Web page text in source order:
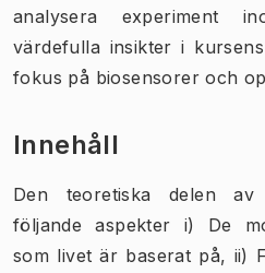
analysera experiment
värdefulla insikter i
fokus på biosensorer och
Innehåll
Den teoretiska delen
följande aspekter i) De
som livet är baserat på, ii)